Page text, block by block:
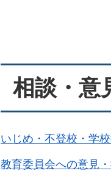
相談・意
いじめ・不登校・学
教育委員会への意見